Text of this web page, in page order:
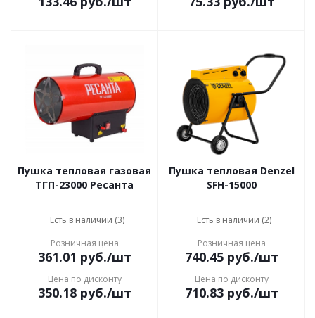
Пушка тепловая газовая
ТГП-23000 Ресанта
Есть в наличии (3)
Розничная цена
361.01 руб./шт
Цена по дисконту
350.18руб./шт
Пушка тепловая Denzel
SFH-15000
Есть в наличии (2)
Розничная цена
740.45руб./шт
Цена по дисконту
710.83руб./шт